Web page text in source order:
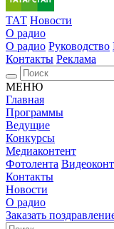
ТАТ Новости
О радио
О радио Руководство
Контакты Реклама
МЕНЮ
Главная
Программы
Ведущие
Конкурсы
Медиаконтент
Фотолента
Контакты
Новости
О радио
Заказать